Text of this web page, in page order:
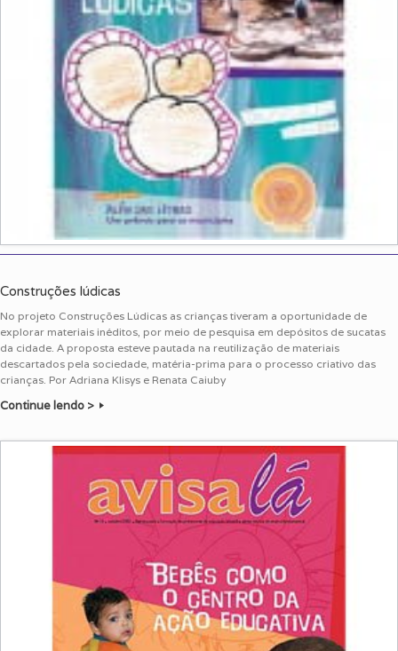
Construções lúdicas
No projeto Construções Lúdicas as crianças tiveram a oportunidade de
explorar materiais inéditos, por meio de pesquisa em depósitos de sucatas
da cidade. A proposta esteve pautada na reutilização de materiais
descartados pela sociedade, matéria-prima para o processo criativo das
crianças. Por Adriana Klisys e Renata Caiuby
Continue lendo >